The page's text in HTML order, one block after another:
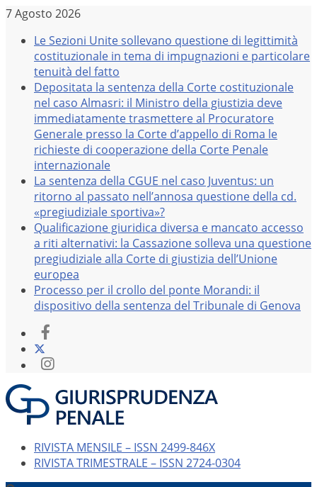
Salta
contenuto
7 Agosto 2026
Le Sezioni Unite sollevano questione di legittimità
costituzionale in tema di impugnazioni e particolare
tenuità del fatto
Depositata la sentenza della Corte costituzionale
nel caso Almasri: il Ministro della giustizia deve
immediatamente trasmettere al Procuratore
Generale presso la Corte d’appello di Roma le
richieste di cooperazione della Corte Penale
internazionale
La sentenza della CGUE nel caso Juventus: un
ritorno al passato nell’annosa questione della cd.
«pregiudiziale sportiva»?
Qualificazione giuridica diversa e mancato accesso
a riti alternativi: la Cassazione solleva una questione
pregiudiziale alla Corte di giustizia dell’Unione
europea
Processo per il crollo del ponte Morandi: il
dispositivo della sentenza del Tribunale di Genova
RIVISTA MENSILE – ISSN 2499-846X
RIVISTA TRIMESTRALE – ISSN 2724-0304